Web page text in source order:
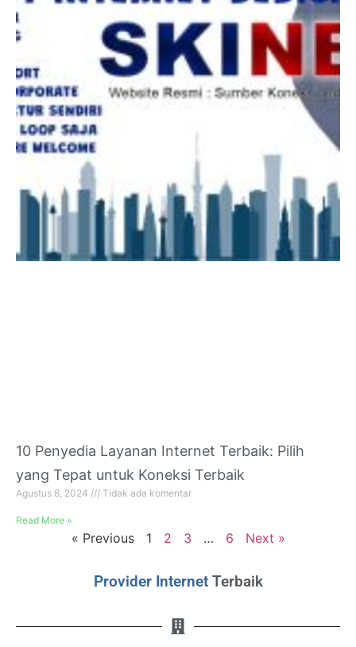
10 Penyedia Layanan Internet Terbaik: Pilih
yang Tepat untuk Koneksi Terbaik
Agustus 8, 2024 Tidak ada komentar
Read More »
« Previous 1 2 3 … 6 Next »
Provider Internet Terbaik